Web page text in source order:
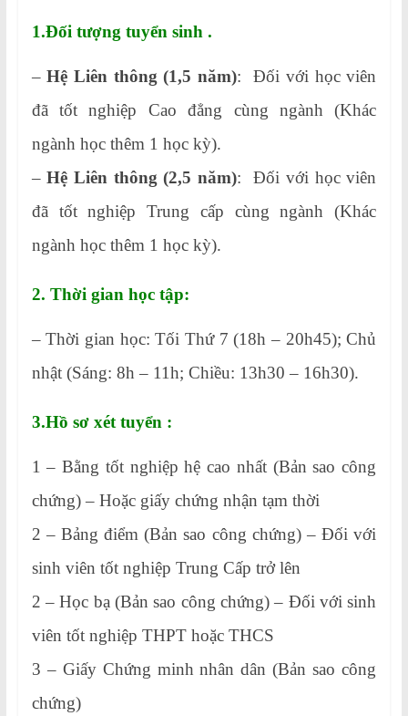
1.Đối tượng tuyển sinh .
–Hệ Liên thông (1,5 năm): Đối với học viên
đã tốt nghiệp Cao đẳng cùng ngành (Khác
ngành học thêm 1 học kỳ).
–Hệ Liên thông (2,5 năm): Đối với học viên
đã tốt nghiệp Trung cấp cùng ngành (Khác
ngành học thêm 1 học kỳ).
2. Thời gian học tập:
– Thời gian học: Tối Thứ 7 (18h – 20h45); Chủ
nhật (Sáng: 8h – 11h; Chiều: 13h30 – 16h30).
3.Hồ sơ xét tuyển :
1 – Bằng tốt nghiệp hệ cao nhất (Bản sao công
chứng) – Hoặc giấy chứng nhận tạm thời
2 – Bảng điểm (Bản sao công chứng) – Đối với
sinh viên tốt nghiệp Trung Cấp trở lên
2 – Học bạ (Bản sao công chứng) – Đối với sinh
viên tốt nghiệp THPT hoặc THCS
3 – Giấy Chứng minh nhân dân (Bản sao công
chứng)